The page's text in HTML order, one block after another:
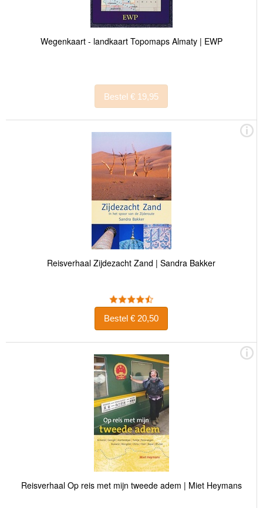
Wegenkaart - landkaart Topomaps Almaty | EWP
Bestel € 19,95
Reisverhaal Zijdezacht Zand | Sandra Bakker
Bestel € 20,50
Reisverhaal Op reis met mijn tweede adem | Miet Heymans